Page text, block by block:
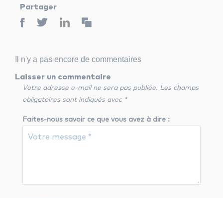
Partager
Il n'y a pas encore de commentaires
Laisser un commentaire
Votre adresse e-mail ne sera pas publiée. Les champs
obligatoires sont indiqués avec *
Faites-nous savoir ce que vous avez à dire :